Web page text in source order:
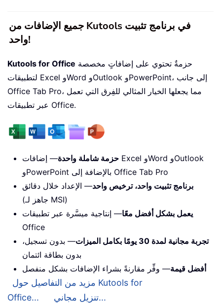
جميع الإضافات من Kutools في برنامج تثبيت
واحد!
Kutools for Office
لتطبيقات Excel وWord وOutlook وPowerPoint، إلى جانب
Office Tab Pro، مما يجعلها الخيار المثالي للفِرق التي تعمل
عبر تطبيقات Office.
حزمة شاملة واحدة— إضافات Excel وWord وOutlook
وPowerPoint بالإضافة إلى Office Tab Pro
برنامج تثبيت واحد، ترخيص واحد— الإعداد خلال دقائق
(جاهز لـ MSI)
يعمل بشكل أفضل معًا— إنتاجية ميسَّرة عبر تطبيقات
Office
تجربة مجانية لمدة 30 يومًا بكامل الميزات
— بدون تسجيل،
بدون بطاقة ائتمان
أفضل قيمة— وفِّر مقارنةً بشراء الإضافات بشكل منفصل
مزيد من التفاصيل حول Kutools for
Office...
تنزيل مجاني...